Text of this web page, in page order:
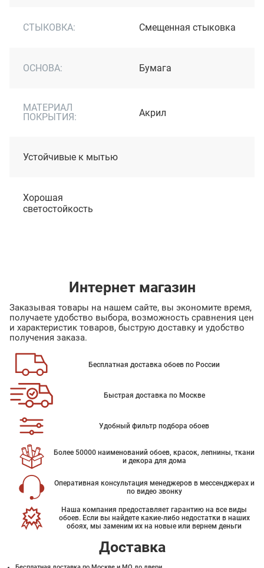
СТЫКОВКА: Смещенная стыковка
ОСНОВА: Бумага
МАТЕРИАЛ
ПОКРЫТИЯ:
Акрил
Устойчивые к мытью
Хорошая
светостойкость
Интернет магазин
Заказывая товары на нашем сайте, вы экономите время,
получаете удобство выбора, возможность сравнения цен
и характеристик товаров, быструю доставку и удобство
получения заказа.
Бесплатная доставка обоев по России
Быстрая доставка по Москве
Удобный фильтр подбора обоев
Более 50000 наименований обоев, красок, лепнины, ткани
и декора для дома
Оперативная консультация менеджеров в мессенджерах и
по видео звонку
Наша компания предоставляет гарантию на все виды
обоев. Если вы найдете какие-либо недостатки в наших
обоях, мы заменим их на новые или вернем деньги
Доставка